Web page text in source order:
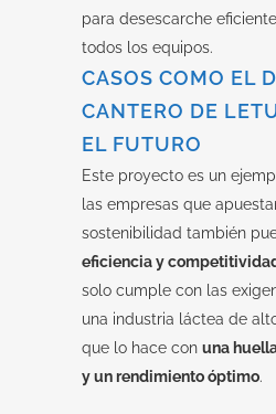
para desescarche
todos los equipos.
CASOS COMO EL
CANTERO DE
EL FUTURO
Este proyecto es un
las empresas que
sostenibilidad también
eficiencia y
solo cumple con las
una industria láctea de
que lo hace con una
y un rendimiento óptimo.